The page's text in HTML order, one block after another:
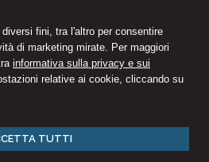
fini, tra l'altro per consentire
di marketing mirate. Per maggiori
informativa sulla privacy e sui
relative ai cookie, cliccando su
TUTTI